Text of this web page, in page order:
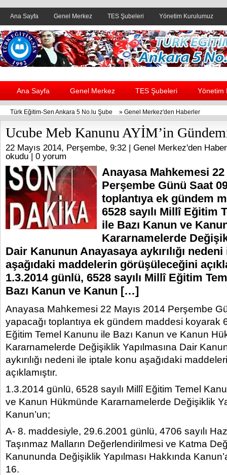
Ana Sayfa Genel Merkez TES Şubeleri Yönetim Kurulumuz
Header yanı reklam alanı
Ana Sayfa Genel Merkez TES Şubeleri Yönetim
Türk Eğitim-Sen Ankara 5 No.lu Şube » Genel Merkez'den Haberler
Ucube Meb Kanunu AYİM’in
22 Mayıs 2014, Perşembe, 9:32 | Genel Merkez'den
okudu | 0 yorum
Anayasa Mahkemesi 22
Perşembe Günü Saat
toplantıya ek gündem
6528 sayılı Millî Eğitim
ile Bazı Kanun ve
Kararnamelerde
Dair Kanunun Anayasaya aykırılığı
aşağıdaki maddelerin görüşüleceğini
1.3.2014 günlü, 6528 sayılı Millî Eğitim
Bazı Kanun ve Kanun […]
Anayasa Mahkemesi 22 Mayıs 2014 Perşembe
yapacağı toplantıya ek gündem maddesi koyarak
Eğitim Temel Kanunu ile Bazı Kanun ve Kanun
Kararnamelerde Değişiklik Yapılmasına Dair
aykırılığı nedeni ile iptale konu aşağıdaki
açıklamıştır.
1.3.2014 günlü, 6528 sayılı Millî Eğitim Temel
ve Kanun Hükmünde Kararnamelerde Değişiklik
Kanun’un;
A- 8. maddesiyle, 29.6.2001 günlü, 4706 sayılı
Taşınmaz Malların Değerlendirilmesi ve Katma
Kanununda Değişiklik Yapılması Hakkında
16.